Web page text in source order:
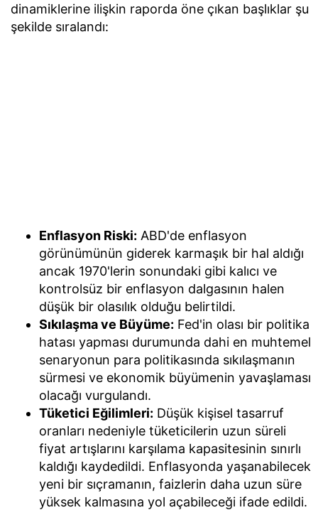
dinamiklerine ilişkin raporda öne çıkan başlıklar şu
şekilde sıralandı:
Enflasyon Riski: ABD'de enflasyon
görünümünün giderek karmaşık bir hal aldığı
ancak 1970'lerin sonundaki gibi kalıcı ve
kontrolsüz bir enflasyon dalgasının halen
düşük bir olasılık olduğu belirtildi.
Sıkılaşma ve Büyüme: Fed'in olası bir politika
hatası yapması durumunda dahi en muhtemel
senaryonun para politikasında sıkılaşmanın
sürmesi ve ekonomik büyümenin yavaşlaması
olacağı vurgulandı.
Tüketici Eğilimleri: Düşük kişisel tasarruf
oranları nedeniyle tüketicilerin uzun süreli
fiyat artışlarını karşılama kapasitesinin sınırlı
kaldığı kaydedildi. Enflasyonda yaşanabilecek
yeni bir sıçramanın, faizlerin daha uzun süre
yüksek kalmasına yol açabileceği ifade edildi.